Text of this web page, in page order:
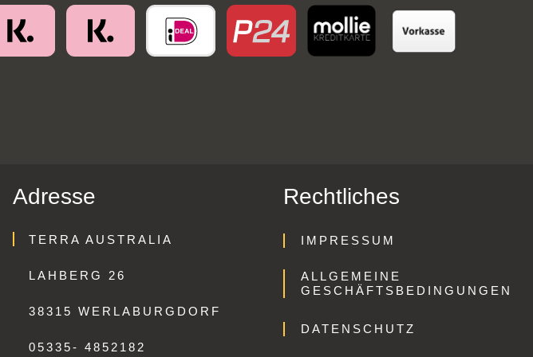
Adresse
TERRA AUSTRALIA
LAHBERG 26
38315 WERLABURGDORF
05335- 4852182
Rechtliches
IMPRESSUM
ALLGEMEINE
GESCHÄFTSBEDINGUNGEN
DATENSCHUTZ